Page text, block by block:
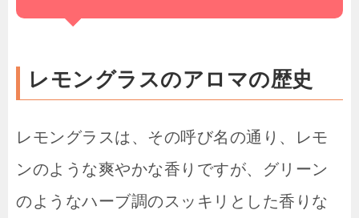
レモングラスのアロマの歴史
レモングラスは、その呼び名の通り、レモ
ンのような爽やかな香りですが、グリーン
のようなハーブ調のスッキリとした香りな